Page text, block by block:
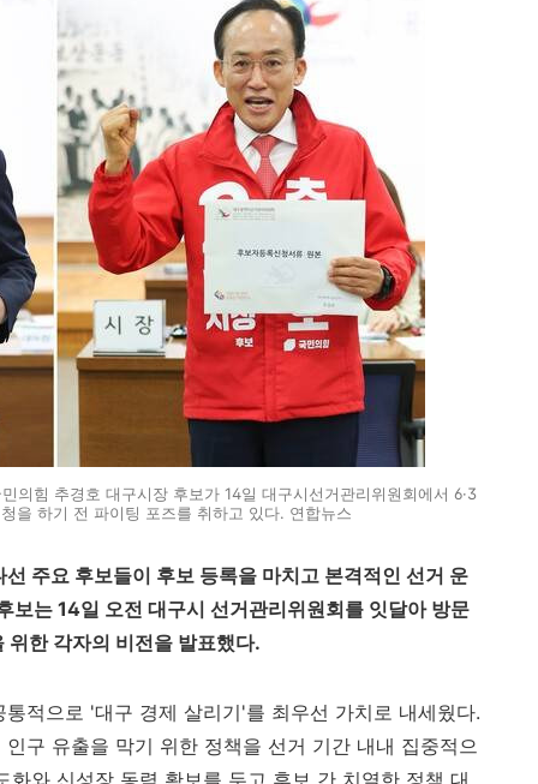
의힘 추경호 대구시장 후보가 14일 대구시선거관리위원회에서 6·3
을 하기 전 파이팅 포즈를 취하고 있다. 연합뉴스
주요 후보들이 후보 등록을 마치고 본격적인 선거 운
보는 14일 오전 대구시 선거관리위원회를 잇달아 방문
위한 각자의 비전을 발표했다.
적으로 '대구 경제 살리기'를 최우선 가치로 내세웠다.
구 유출을 막기 위한 정책을 선거 기간 내내 집중적으
와 신성장 동력 확보를 두고 후보 간 치열한 정책 대